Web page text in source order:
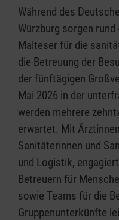
Während des
Würzburg sorgen
Malteser für die
die Betreuung der
der fünftägigen
Mai 2026 in der
werden mehrere
erwartet. Mit
Sanitäterinnen und
und Logistik,
Betreuern für
sowie Teams für die
Gruppenunterkünfte